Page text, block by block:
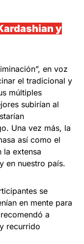
y
en voz
el tradicional y
múltiples
subirían al
Una vez más, la
así como el
la extensa
en nuestro país.
se
en mente para
a
recurrido